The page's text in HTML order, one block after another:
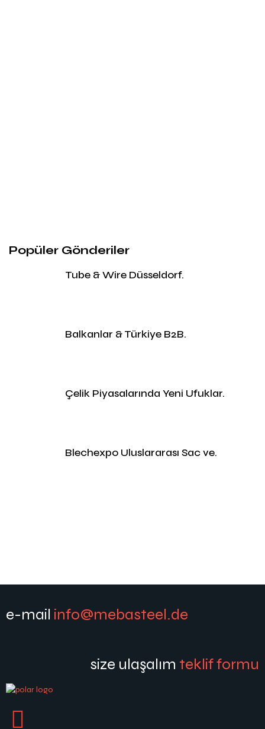
Popüler Gönderiler
Tube & Wire Düsseldorf.
Balkanlar & Türkiye B2B.
Çelik Piyasalarında Yeni Ufuklar.
Blechexpo Uluslararası Sac ve.
e-mail info@mebasteel.de
size ulaşalım teklif formu